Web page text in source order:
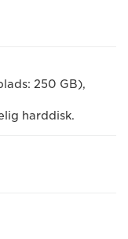
250 GB),
harddisk.